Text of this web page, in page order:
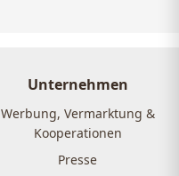
Unternehmen
Werbung, Vermarktung &
Kooperationen
Presse